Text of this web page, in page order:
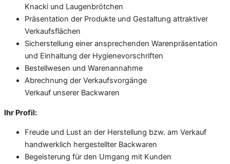
Knacki und Laugenbrötchen
Präsentation der Produkte und Gestaltung attraktiver
Verkaufsflächen
Sicherstellung einer ansprechenden Warenpräsentation
und Einhaltung der Hygienevorschriften
Bestellwesen und Warenannahme
Abrechnung der Verkaufsvorgänge
Verkauf unserer Backwaren
Ihr Profil:
Freude und Lust an der Herstellung bzw. am Verkauf
handwerklich hergestellter Backwaren
Begeisterung für den Umgang mit Kunden